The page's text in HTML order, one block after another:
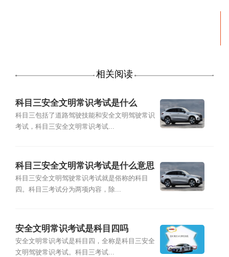
相关阅读
科目三安全文明常识考试是什么
科目三包括了道路驾驶技能和安全文明驾驶常识
考试，科目三安全文明常识考试...
科目三安全文明常识考试是什么意思
科目三安全文明驾驶常识考试就是俗称的科目
四。科目三考试分为两项内容，除...
安全文明常识考试是科目四吗
安全文明常识考试是科目四，全称是科目三安全
文明驾驶常识考试。科目三考试...